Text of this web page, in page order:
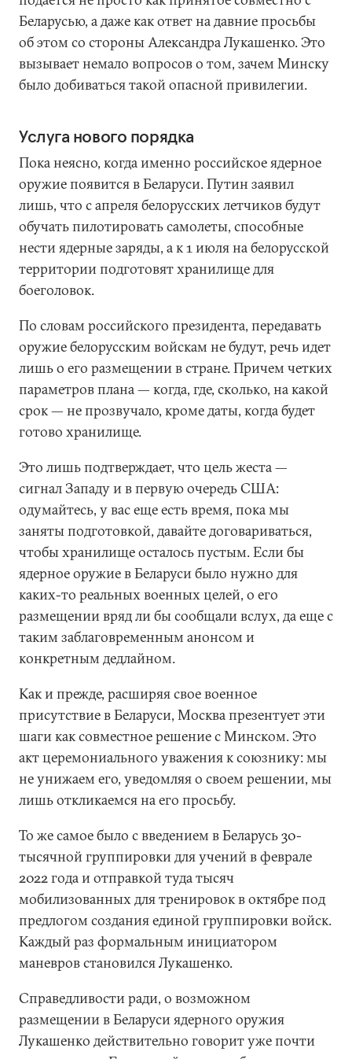
Беларусью, а даже как ответ на давние просьбы
об этом со стороны Александра Лукашенко. Это
вызывает немало вопросов о том, зачем Минску
было добиваться такой опасной привилегии.
Услуга нового порядка
Пока неясно, когда именно российское ядерное
оружие появится в Беларуси. Путин заявил
лишь, что с апреля белорусских летчиков будут
обучать пилотировать самолеты, способные
нести ядерные заряды, а к 1 июля на белорусской
территории подготовят хранилище для
боеголовок.
По словам российского президента, передавать
оружие белорусским войскам не будут, речь идет
лишь о его размещении в стране. Причем четких
параметров плана — когда, где, сколько, на какой
срок — не прозвучало, кроме даты, когда будет
готово хранилище.
Это лишь подтверждает, что цель жеста —
сигнал Западу и в первую очередь США:
одумайтесь, у вас еще есть время, пока мы
заняты подготовкой, давайте договариваться,
чтобы хранилище осталось пустым. Если бы
ядерное оружие в Беларуси было нужно для
каких-то реальных военных целей, о его
размещении вряд ли бы сообщали вслух, да еще с
таким заблаговременным анонсом и
конкретным дедлайном.
Как и прежде, расширяя свое военное
присутствие в Беларуси, Москва презентует эти
шаги как совместное решение с Минском. Это
акт церемониального уважения к союзнику: мы
не унижаем его, уведомляя о своем решении, мы
лишь откликаемся на его просьбу.
То же самое было с введением в Беларусь 30-
тысячной группировки для учений в феврале
2022 года и отправкой туда тысяч
мобилизованных для тренировок в октябре под
предлогом создания единой группировки войск.
Каждый раз формальным инициатором
маневров становился Лукашенко.
Справедливости ради, о возможном
размещении в Беларуси ядерного оружия
Лукашенко действительно говорит уже почти